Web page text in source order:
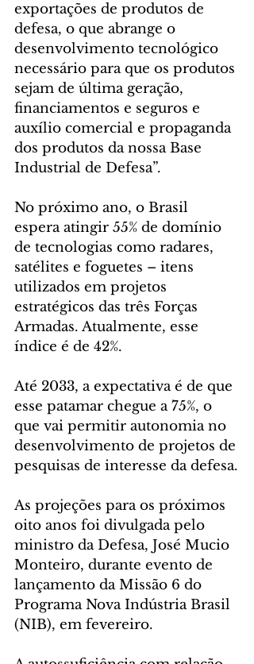
exportações de produtos de
defesa, o que abrange o
desenvolvimento tecnológico
necessário para que os produtos
sejam de última geração,
financiamentos e seguros e
auxílio comercial e propaganda
dos produtos da nossa Base
Industrial de Defesa”.
No próximo ano, o Brasil
espera atingir 55% de domínio
de tecnologias como radares,
satélites e foguetes – itens
utilizados em projetos
estratégicos das três Forças
Armadas. Atualmente, esse
índice é de 42%.
Até 2033, a expectativa é de que
esse patamar chegue a 75%, o
que vai permitir autonomia no
desenvolvimento de projetos de
pesquisas de interesse da defesa.
As projeções para os próximos
oito anos foi divulgada pelo
ministro da Defesa, José Mucio
Monteiro, durante evento de
lançamento da Missão 6 do
Programa Nova Indústria Brasil
(NIB), em fevereiro.